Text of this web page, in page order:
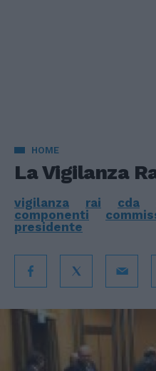
HOME
La Vigilanza
vigilanza rai cda
componenti
presidente